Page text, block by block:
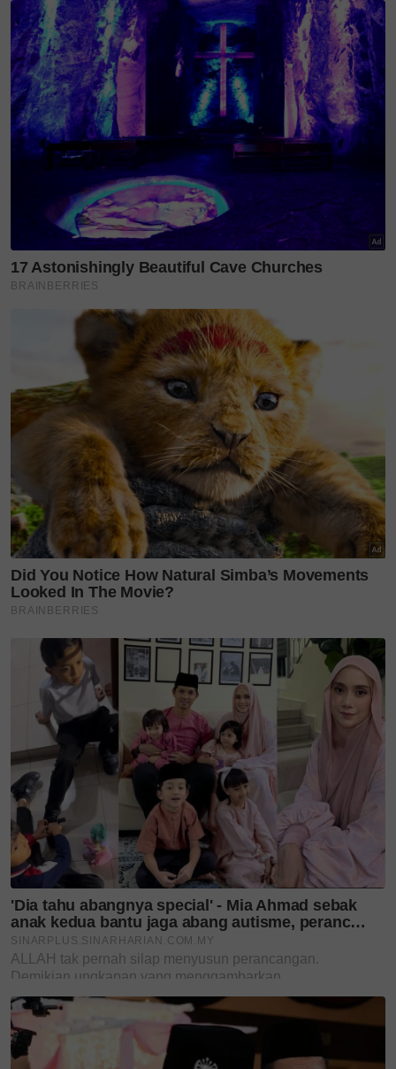
autisme
Kanak kanak lelaki
telinga putus
digigit kuda
agrofarm
Teruskan membaca
'Mesti adik tercari-cari ahli
keluarga...' – Dikenali suka...
Jenazah Allahyarham
dikebumikan di Tanah
Perkuburan Islam
Raudhatul Jannah Taman
Pertama, Sabak Bernam
'Nabil anak yang baik...'
Sempat salam masa solat
Jumaat,...
Tagline ‘Seganlah nak
makan, nak rasa-rasa saja’
ubah...
'Pengorbanan yang tidak
ternilai' - Nabil Izz Qaisar
derma...